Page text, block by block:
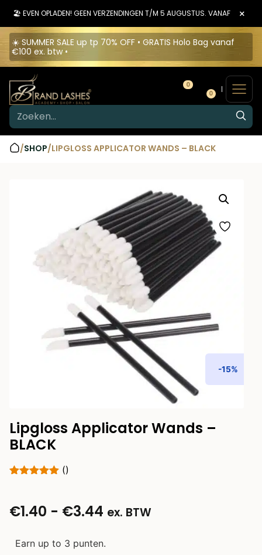
🏖️ EVEN OPLADEN! GEEN VERZENDINGEN T/M 5 AUGUSTUS. VANAF 6 ×
☀️ SUMMER SALE up tp 70% OFF • GRATIS Holo Bag vanaf
€100 ex. btw •
0
0
/SHOP/LIPGLOSS APPLICATOR WANDS – BLACK
-15%
Lipgloss Applicator Wands –
BLACK
()
€1.40 - €3.44 ex. BTW
Earn up to 3 punten.